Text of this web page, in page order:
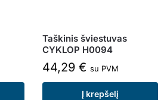
Taškinis šviestuvas
CYKLOP H0094
44,29 € su PVM
Į krepšelį